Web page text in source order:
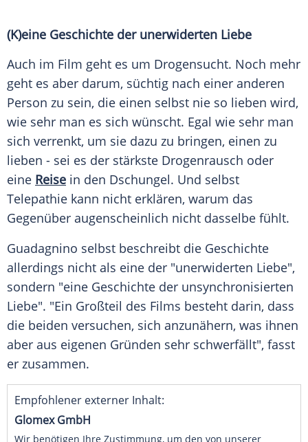
(K)eine Geschichte der unerwiderten Liebe
Auch im Film geht es um Drogensucht. Noch mehr
geht es aber darum, süchtig nach einer anderen
Person zu sein, die einen selbst nie so lieben wird,
wie sehr man es sich wünscht. Egal wie sehr man
sich verrenkt, um sie dazu zu bringen, einen zu
lieben - sei es der stärkste Drogenrausch oder
eine Reise in den Dschungel. Und selbst
Telepathie kann nicht erklären, warum das
Gegenüber augenscheinlich nicht dasselbe fühlt.
Guadagnino selbst beschreibt die Geschichte
allerdings nicht als eine der "unerwiderten Liebe",
sondern "eine Geschichte der unsynchronisierten
Liebe". "Ein Großteil des Films besteht darin, dass
die beiden versuchen, sich anzunähern, was ihnen
aber aus eigenen Gründen sehr schwerfällt", fasst
er zusammen.
Empfohlener externer Inhalt:
Glomex GmbH
Wir benötigen Ihre Zustimmung, um den von unserer